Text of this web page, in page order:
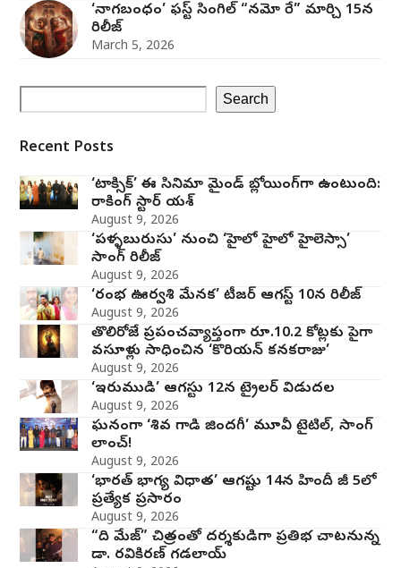
‘నాగబంధం’ ఫస్ట్ సింగిల్ “నమో రే” మార్చి 15న
రిలీజ్
March 5, 2026
Search
Recent Posts
‘టాక్సిక్’ ఈ సినిమా మైండ్ బ్లోయింగ్‌గా ఉంటుంది:
రాకింగ్ స్టార్ యశ్
August 9, 2026
‘పళ్ళబురుసు’ నుంచి ‘హైలో హైలో హైలెస్సా’
సాంగ్ రిలీజ్
August 9, 2026
‘రంభ ఊర్వశి మేనక’ టీజర్ ఆగస్ట్ 10న రిలీజ్
August 9, 2026
తొలిరోజే ప్రపంచవ్యాప్తంగా రూ.10.2 కోట్లకు పైగా
వసూళ్లు సాధించిన ‘కొరియన్ కనకరాజు’
August 9, 2026
‘ఇరుముడి’ ఆగస్టు 12న ట్రైలర్ విడుదల
August 9, 2026
ఘనంగా ‘శివ గాడి జింద‌గీ’ మూవీ టైటిల్, సాంగ్
లాంచ్!
August 9, 2026
‘భారత్ భాగ్య విధాత’ ఆగష్టు 14న హిందీ జీ 5లో
ప్రత్యేక ప్రసారం
August 9, 2026
“ది మేజ్” చిత్రంతో దర్శకుడిగా ప్రతిభ చాటనున్న
డా. రవికిరణ్ గడలాయ్